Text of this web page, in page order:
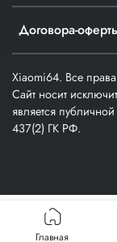
Договора-
Xiaomi64. Все
Сайт носит
является
437(2) ГК РФ.
Главная
Verification: